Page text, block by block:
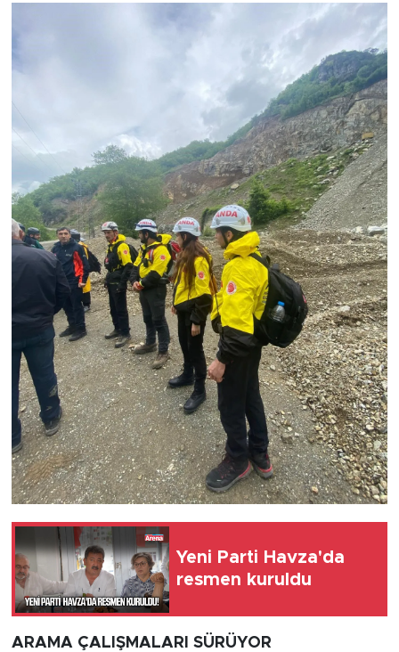
Yeni Parti Havza'da
resmen kuruldu
ARAMA ÇALIŞMALARI SÜRÜYOR